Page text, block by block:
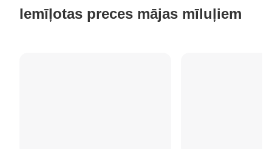
Iemīļotas preces mājas mīluļiem